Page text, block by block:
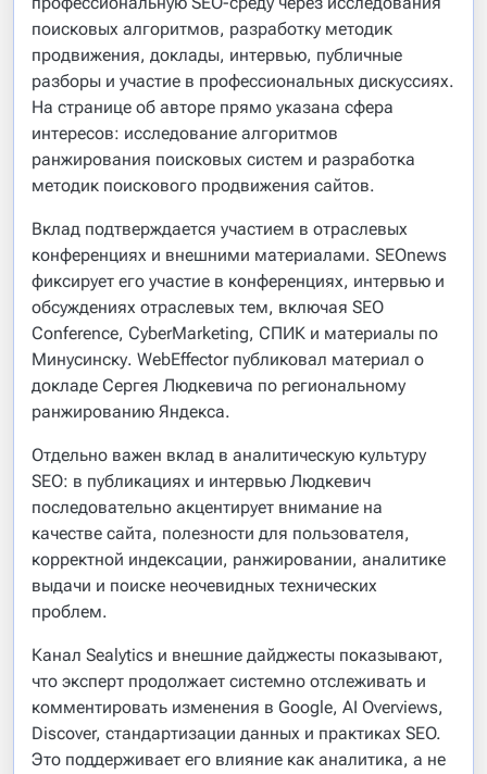
поисковых алгоритмов, разработку методик
продвижения, доклады, интервью, публичные
разборы и участие в профессиональных дискуссиях.
На странице об авторе прямо указана сфера
интересов: исследование алгоритмов
ранжирования поисковых систем и разработка
методик поискового продвижения сайтов.
Вклад подтверждается участием в отраслевых
конференциях и внешними материалами. SEOnews
фиксирует его участие в конференциях, интервью и
обсуждениях отраслевых тем, включая SEO
Conference, CyberMarketing, СПИК и материалы по
Минусинску. WebEffector публиковал материал о
докладе Сергея Людкевича по региональному
ранжированию Яндекса.
Отдельно важен вклад в аналитическую культуру
SEO: в публикациях и интервью Людкевич
последовательно акцентирует внимание на
качестве сайта, полезности для пользователя,
корректной индексации, ранжировании, аналитике
выдачи и поиске неочевидных технических
проблем.
Канал Sealytics и внешние дайджесты показывают,
что эксперт продолжает системно отслеживать и
комментировать изменения в Google, AI Overviews,
Discover, стандартизации данных и практиках SEO.
Это поддерживает его влияние как аналитика, а не